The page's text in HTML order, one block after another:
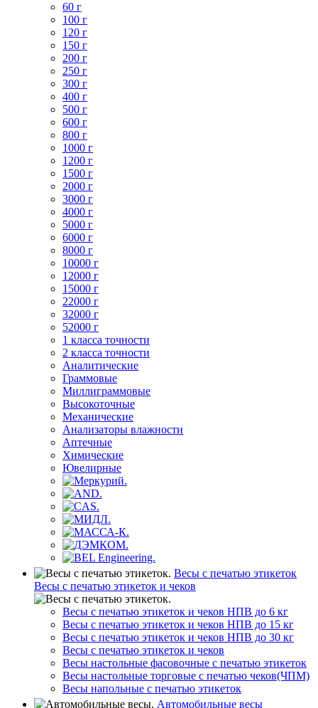
60 г
100 г
120 г
150 г
200 г
250 г
300 г
400 г
500 г
600 г
800 г
1000 г
1200 г
1500 г
2000 г
3000 г
4000 г
5000 г
6000 г
8000 г
10000 г
12000 г
15000 г
22000 г
32000 г
52000 г
1 класса точности
2 класса точности
Аналитические
Граммовые
Миллиграммовые
Высокоточные
Механические
Анализаторы влажности
Аптечные
Химические
Ювелирные
Весы с печатью этикеток
Весы с печатью этикеток и чеков
Весы с печатью этикеток и чеков НПВ до 6 кг
Весы с печатью этикеток и чеков НПВ до 15 кг
Весы с печатью этикеток и чеков НПВ до 30 кг
Весы с печатью этикеток и чеков
Весы настольные фасовочные с печатью этикеток
Весы настольные торговые с печатью чеков(ЧПМ)
Весы напольные с печатью этикеток
Автомобильные весы